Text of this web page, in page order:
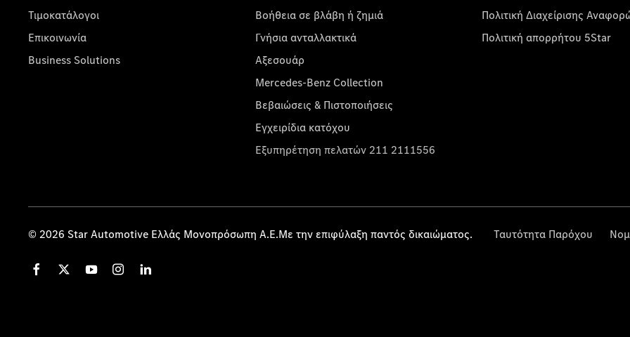
Τιμοκατάλογοι
Επικοινωνία
Business Solutions
Βοήθεια σε βλάβη ή ζημιά
Γνήσια ανταλλακτικά
Αξεσουάρ
Mercedes-Benz Collection
Βεβαιώσεις & Πιστοποιήσεις
Εγχειρίδια κατόχου
Εξυπηρέτηση πελατών 211 2111556
Πολιτική Διαχείρισης
Πολιτική απορρήτου 5Star
© 2026 Star Automotive Ελλάς Μονοπρόσωπη Α.Ε.Με την επιφύλαξη παντός δικαιώματος. Ταυτότητα Παρόχου